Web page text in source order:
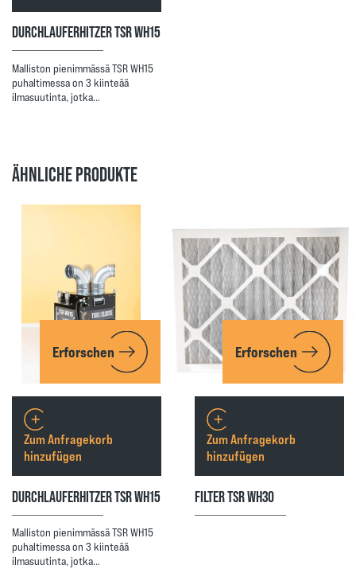
DURCHLAUFERHITZER TSR WH15
Malliston pienimmässä TSR WH15
puhaltimessa on 3 kiinteää
ilmasuutinta, jotka…
ÄHNLICHE PRODUKTE
Erforschen
DURCHLAUFERHITZER TSR WH15
Malliston pienimmässä TSR WH15
puhaltimessa on 3 kiinteää
ilmasuutinta, jotka…
Zum Anfragekorb
hinzufügen
Erforschen
FILTER TSR WH30
Zum Anfragekorb
hinzufügen